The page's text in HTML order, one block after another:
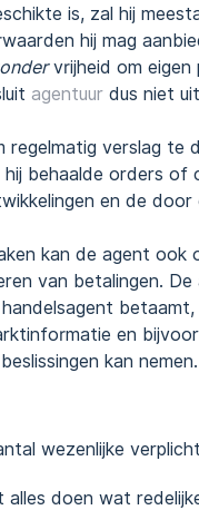
is, zal hij
hij mag
vrijheid om eigen
agentuur dus niet
regelmatig verslag te
behaalde orders
en de
kan de agent ook
van betalingen.
en
kan nemen.
wezenlijke
alles doen wat